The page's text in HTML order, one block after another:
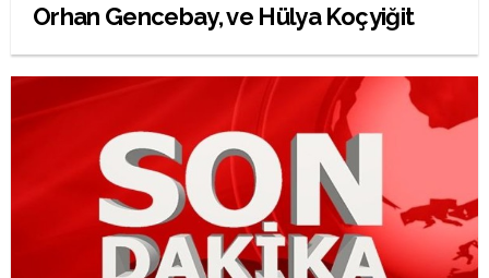
Orhan Gencebay, ve Hülya Koçyiğit